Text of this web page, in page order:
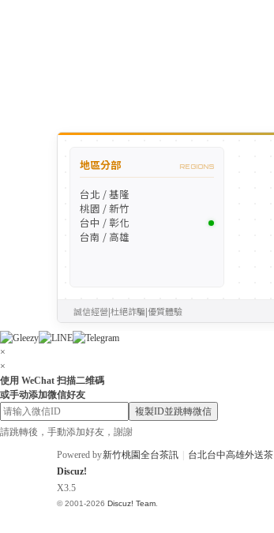
地區分部 REGIONS
台北 / 基隆
桃園 / 新竹
台中 / 彰化
台南 / 高雄
誠信經營|杜絕詐騙|優質體驗
×
×
使用 WeChat 扫描二维碼
或手动添加微信好友
複製ID並跳轉微信
請跳轉後，手動添加好友，謝謝
新竹桃園全台茶訊 台北台中高雄外送茶
Powered by
Discuz!
X3.5
© 2001-2026 Discuz! Team